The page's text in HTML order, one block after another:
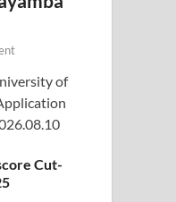
of
Cut-